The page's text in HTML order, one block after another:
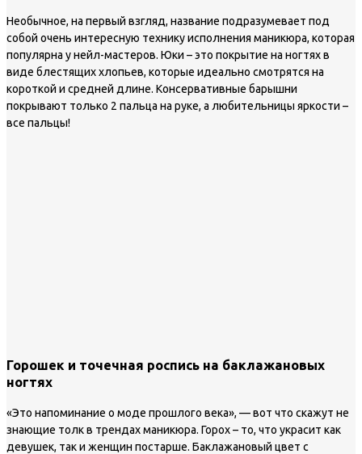
Необычное, на первый взгляд, название подразумевает под
собой очень интересную технику исполнения маникюра, которая
популярна у нейл-мастеров. Юки – это покрытие на ногтях в
виде блестящих хлопьев, которые идеально смотрятся на
короткой и средней длине. Консервативные барышни
покрывают только 2 пальца на руке, а любительницы яркости –
все пальцы!
Горошек и точечная роспись на баклажановых
ногтях
«Это напоминание о моде прошлого века», — вот что скажут не
знающие толк в трендах маникюра. Горох – то, что украсит как
девушек, так и женщин постарше. Баклажановый цвет с